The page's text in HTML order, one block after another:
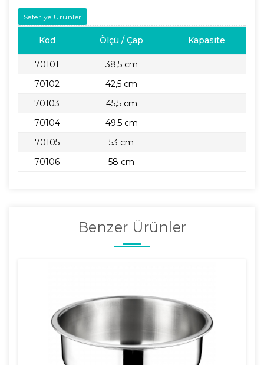
Seferiye Ürünler
Kod Ölçü / Çap Kapasite
70101
38,5 cm
70102
42,5 cm
70103
45,5 cm
70104
49,5 cm
70105
53 cm
70106
58 cm
Benzer Ürünler